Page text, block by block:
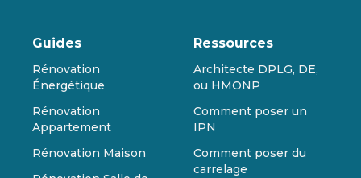
Guides
Rénovation
Énergétique
Rénovation
Appartement
Rénovation Maison
Ressources
Architecte DPLG, DE,
ou HMONP
Comment poser un
IPN
Comment poser du
carrelage